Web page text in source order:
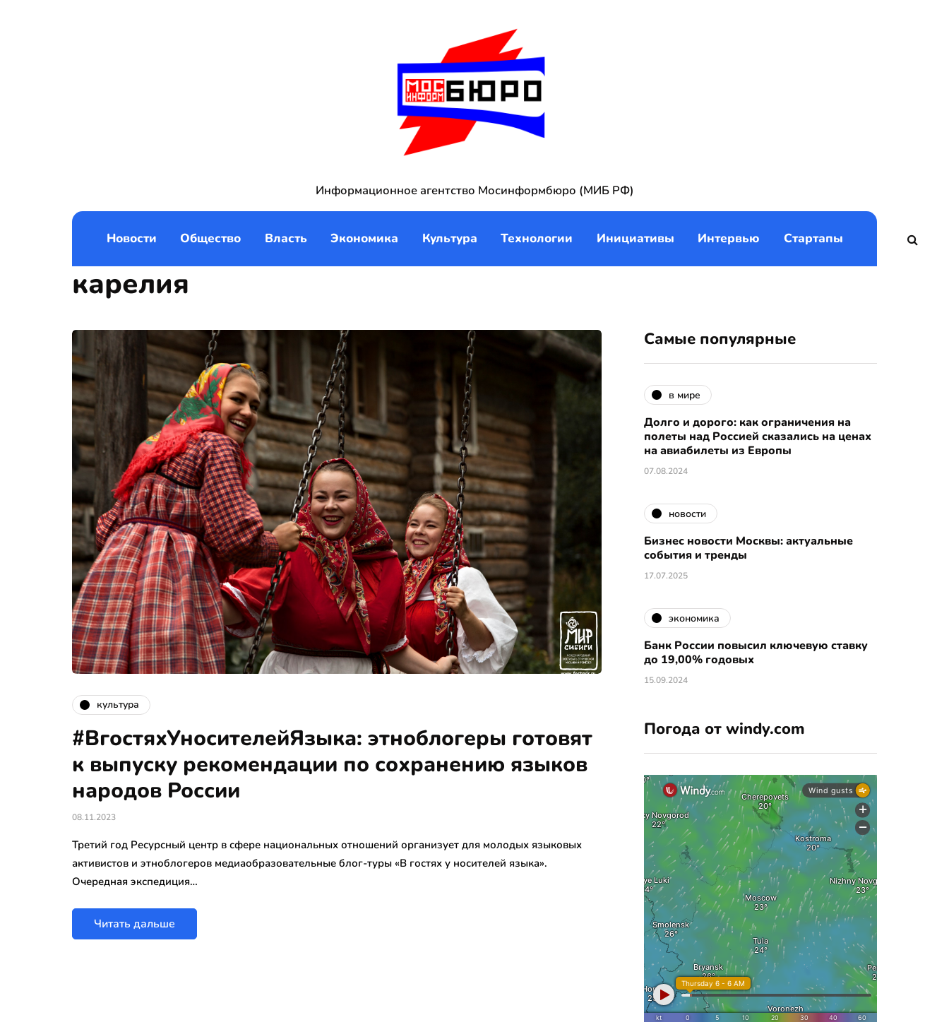
Информационное агентство Мосинформбюро (МИБ РФ)
Новости Общество Власть Экономика Культура Технологии Инициативы Интервью Стартапы
карелия
культура
#ВгостяхУносителейЯзыка: этноблогеры готовят
к выпуску рекомендации по сохранению языков
народов России
08.11.2023
Третий год Ресурсный центр в сфере национальных отношений организует для молодых языковых
активистов и этноблогеров медиаобразовательные блог-туры «В гостях у носителей языка».
Очередная экспедиция…
Читать дальше
Самые популярные
в мире
Долго и дорого: как ограничения на
полеты над Россией сказались на ценах
на авиабилеты из Европы
07.08.2024
новости
Бизнес новости Москвы: актуальные
события и тренды
17.07.2025
экономика
Банк России повысил ключевую ставку
до 19,00% годовых
15.09.2024
Погода от windy.com